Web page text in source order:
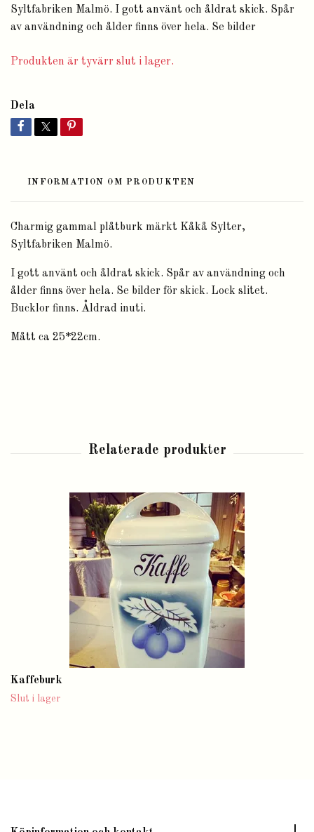
Syltfabriken Malmö. I gott använt och åldrat skick. Spår
av användning och ålder finns över hela. Se bilder
Produkten är tyvärr slut i lager.
Dela
INFORMATION OM PRODUKTEN
Charmig gammal plåtburk märkt Kåkå Sylter,
Syltfabriken Malmö.
I gott använt och åldrat skick. Spår av användning och
ålder finns över hela. Se bilder för skick. Lock slitet.
Bucklor finns. Åldrad inuti.
Mått ca 25*22cm.
Kaffeburk
Slut i lager